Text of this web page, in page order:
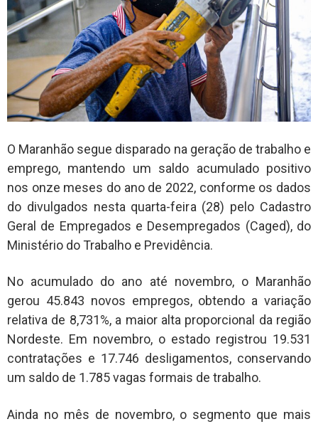
O Maranhão segue disparado na geração de trabalho e
emprego, mantendo um saldo acumulado positivo
nos onze meses do ano de 2022, conforme os dados
do divulgados nesta quarta-feira (28) pelo Cadastro
Geral de Empregados e Desempregados (Caged), do
Ministério do Trabalho e Previdência.
No acumulado do ano até novembro, o Maranhão
gerou 45.843 novos empregos, obtendo a variação
relativa de 8,731%, a maior alta proporcional da região
Nordeste. Em novembro, o estado registrou 19.531
contratações e 17.746 desligamentos, conservando
um saldo de 1.785 vagas formais de trabalho.
Ainda no mês de novembro, o segmento que mais